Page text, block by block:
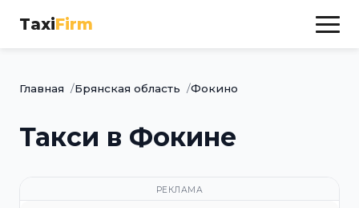
TaxiFirm
Главная Брянская область Фокино
Такси в Фокине
РЕКЛАМА